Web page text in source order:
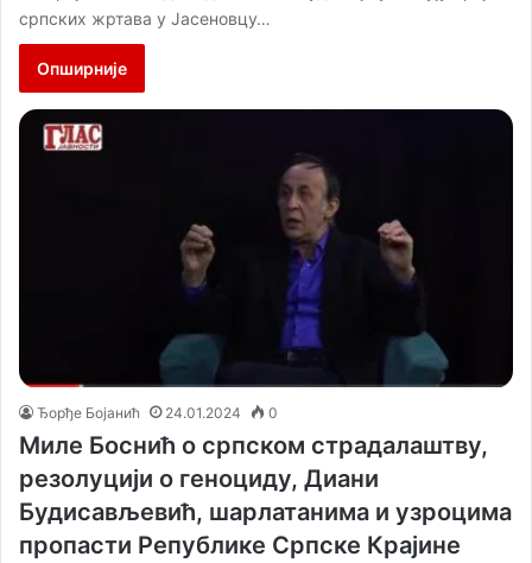
српских жртава у Јасеновцу…
Опширније
Ђорђе Бојанић 24.01.2024 0
Миле Боснић о српском страдалаштву,
резолуцији о геноциду, Диани
Будисављевић, шарлатанима и узроцима
пропасти Републике Српске Крајине